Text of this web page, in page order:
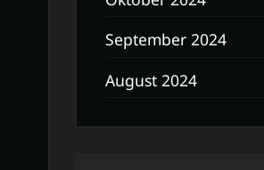
September 2024
August 2024